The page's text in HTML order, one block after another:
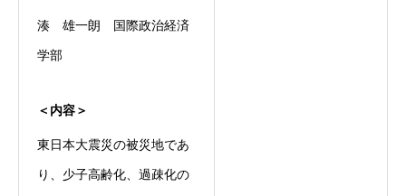
湊 雄一朗 国際政治経済
学部
＜内容＞
東日本大震災の被災地であ
り、少子高齢化、過疎化の